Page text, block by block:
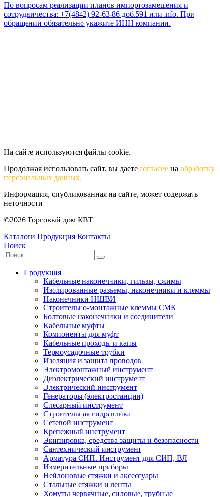
По вопросам реализации планов импортозамещения и
сотрудничества: +7(4842) 92-63-86 доб.591 или info. При
обращении обязательно укажите ИНН компании.
На сайте используются файлы cookie.
Продолжая использовать сайт, вы даете согласие на обработку
персональных данных.
Информация, опубликованная на сайте, может содержать
неточности
©2026 Торговый дом КВТ
Каталоги Продукция Контакты
Поиск
Продукция
Кабельные наконечники, гильзы, сжимы
Изолированные разъемы, наконечники и клеммы
Наконечники НШВИ
Строительно-монтажные клеммы СМК
Болтовые наконечники и соединители
Кабельные муфты
Компоненты для муфт
Кабельные проходы и капы
Термоусадочные трубки
Изоляция и защита проводов
Электромонтажный инструмент
Диэлектрический инструмент
Электрический инструмент
Генераторы (электростанции)
Слесарный инструмент
Строительная гидравлика
Сетевой инструмент
Крепежный инструмент
Экипировка, средства защиты и безопасности
Сантехнический инструмент
Арматура СИП. Инструмент для СИП, ВЛ
Измерительные приборы
Нейлоновые стяжки и аксессуары
Стальные стяжки и ленты
Хомуты червячные, силовые, трубные